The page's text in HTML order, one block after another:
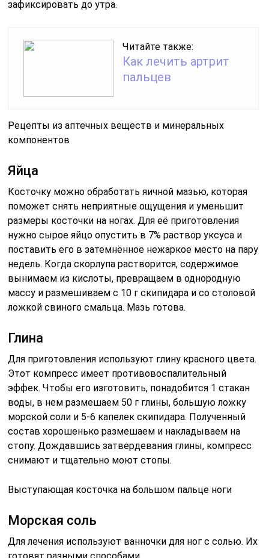
зафиксировать до утра.
Читайте также:
Как лечить артрит
пальцев
Рецепты из аптечных веществ и минеральных
компонентов
Яйца
Косточку можно обработать яичной мазью, которая
поможет снять неприятные ощущения и уменьшит
размеры косточки на ногах. Для её приготовления
нужно сырое яйцо опустить в 7% раствор уксуса и
поставить его в затемнённое нежаркое место на пару
недель. Когда скорлупа растворится, содержимое
вынимаем из кислоты, превращаем в однородную
массу и размешиваем с 10 г скипидара и со столовой
ложкой свиного смальца. Мазь готова.
Глина
Для приготовления используют глину красного цвета.
Этот компресс имеет противовоспалительный
эффек. Чтобы его изготовить, понадобится 1 стакан
воды, в нем размешаем 50 г глины, большую ложку
морской соли и 5-6 капелек скипидара. Полученный
состав хорошенько размешаем и накладываем на
стопу. Дождавшись затвердевания глины, компресс
снимают и тщательно моют стопы.
Выступающая косточка на большом пальце ноги
Морская соль
Для лечения используют ванночки для ног с солью. Их